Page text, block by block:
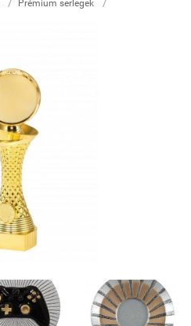
/ Prémium serlegek /
info@sportserleg.hu
régi és új ügyfeleink
kulcsszerviz@tiszanet.hu